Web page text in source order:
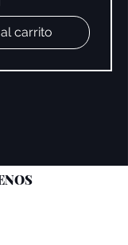
carrito